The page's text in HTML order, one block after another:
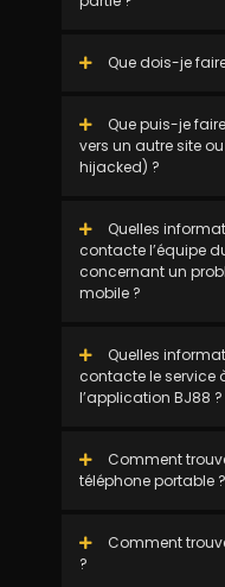
Que dois-je
Que puis-je
vers un autre site ou
hijacked) ?
Quelles
contacte l’équipe
concernant un
mobile ?
Quelles
contacte le service
l’application BJ88 ?
Comment
téléphone portable ?
Comment
?